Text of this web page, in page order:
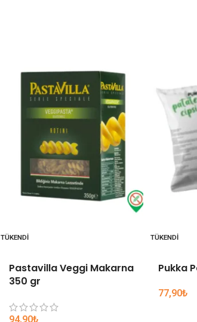
TÜKENDI
Pastavilla Veggi Makarna
350 gr
94,90₺
TÜKENDI
Pukka
77,90₺